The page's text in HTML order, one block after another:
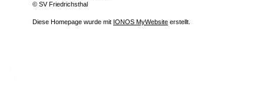
© SV Friedrichsthal
Diese Homepage wurde mit IONOS MyWebsite erstellt.